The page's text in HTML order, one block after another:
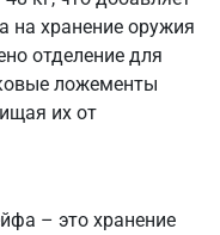
на хранение оружия
отделение для
ложементы
их от
– это хранение